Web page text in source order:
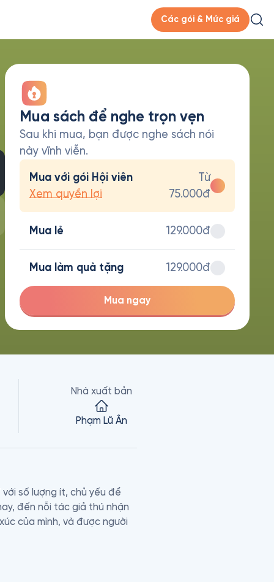
Các gói & Mức giá
Mua sách để nghe trọn vẹn
Sau khi mua, bạn được nghe sách nói
này vĩnh viễn.
Mua với gói Hội viên
Xem quyền lợi
Từ
75.000đ
Mua lẻ 129.000đ
Mua làm quà tặng 129.000đ
Mua ngay
Nhà xuất bản
Phạm Lữ Ân
số lượng ít, chủ yếu để
đến nỗi tác giả thú nhận
của mình, và được người
người đọc, nhất là những